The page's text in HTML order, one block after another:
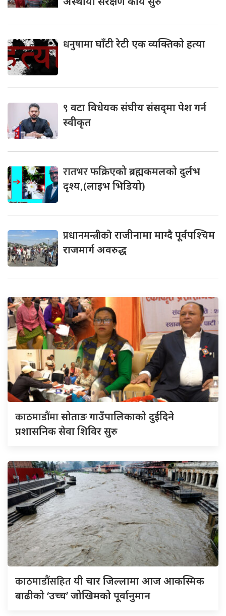
धनुषामाघाँटी रेटी एक व्यक्तिको हत्या
९ वटा विधेयक संघीय संसद्‌मा पेश गर्न
स्वीकृत
रातभरफक्रिएको ब्रह्मकमलको दुर्लभ
दृश्य,(लाइभ भिडियो)
प्रधानमन्त्रीकोराजीनामा माग्दै पूर्वपश्चिम
राजमार्ग अवरुद्ध
काठमाडौंमासोताङ गाउँपालिकाको दुईदिने
प्रशासनिक सेवा शिविर सुरु
काठमाडौंसहितयी चार जिल्लामा आज आकस्मिक
बाढीको ‘उच्च’ जोखिमको पूर्वानुमान